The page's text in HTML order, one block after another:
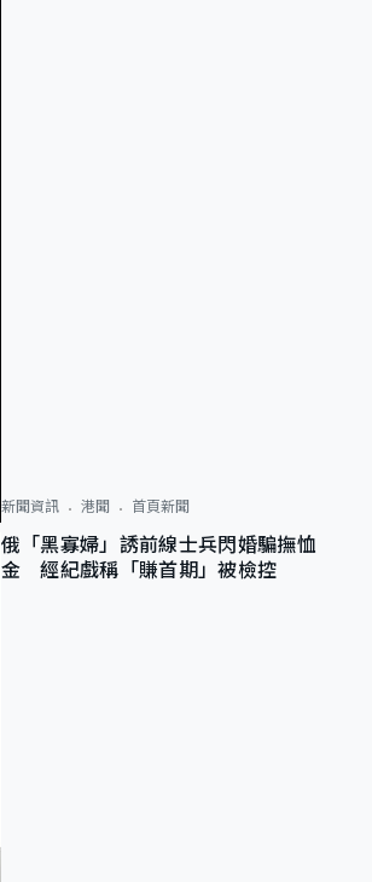
新聞資訊 港聞 首頁新聞
俄「黑寡婦」誘前線士兵閃婚騙撫恤
金 經紀戲稱「賺首期」被檢控